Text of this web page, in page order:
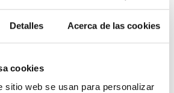
Detalles Acerca de las cookies
cookies
sitio web se usan para personalizar